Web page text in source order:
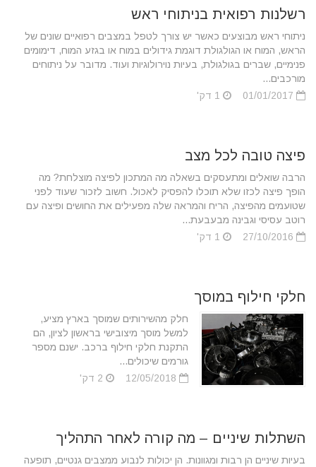
רשלנות רפואית בניתוחי ראש
ניתוחי ראש מבוצעים כאשר יש צורך לטפל במצבים רפואיים שונים של
הראש, המוח או הגולגולת דוגמת גידולים במוח או בגזע המוח, דימומים
פנימיים, שברים בגולגולת, בעיות נוירולוגיות ועוד. מדובר על ניתוחים
מורכבים...
פיצה טובה לכל מצב
הרבה שואלים ומתעסקים בשאלה מה המתכון לפיצה מוצלחת? מה
הופך פיצה לכזו שלא תוכלו להפסיק לאכול. חשוב לזכור שעוד לפני
שטועמים מהפיצה, הריח והמראה שלה מפעילים את החושים ופיצה עם
רוטב עסיסי וגבינה מבעבעת...
חלקי חילוף במוסך
חלק מהשירותים שמוסך בארץ מציע,
למשל מוסך מיצובישי בראשון לציון, הם
התקנת חלקי חילוף ברכב. ישנם מספר
גורמים שיכולים...
השתלות שיניים – מה קורה לאחר התהליך
בעיות שיניים הן רבות ומגוונות. הן יכולות לנבוע ממצבים גנטיים, תופעה